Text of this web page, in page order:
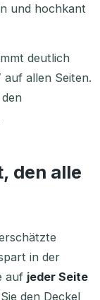
und hochkant
deutlich
auf allen Seiten.
den alle
in der
auf jeder Seite
den Deckel